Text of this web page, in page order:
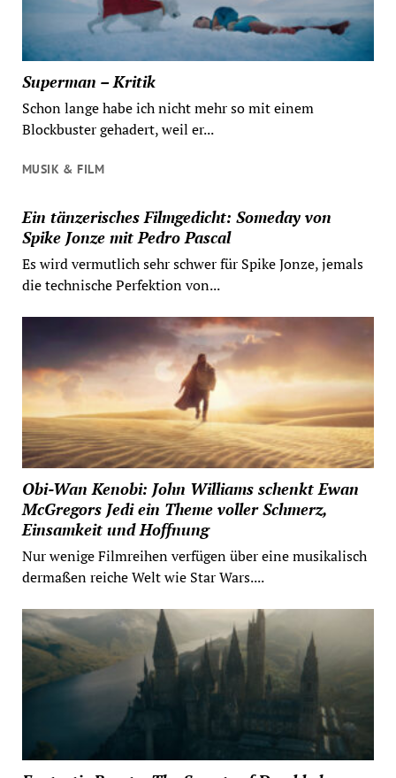
Superman – Kritik
Schon lange habe ich nicht mehr so mit einem
Blockbuster gehadert, weil er...
MUSIK & FILM
Ein tänzerisches Filmgedicht: Someday von
Spike Jonze mit Pedro Pascal
Es wird vermutlich sehr schwer für Spike Jonze, jemals
die technische Perfektion von...
Obi-Wan Kenobi: John Williams schenkt Ewan
McGregors Jedi ein Theme voller Schmerz,
Einsamkeit und Hoffnung
Nur wenige Filmreihen verfügen über eine musikalisch
dermaßen reiche Welt wie Star Wars....